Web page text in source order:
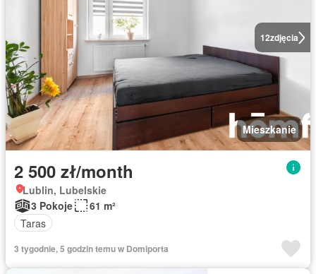
12zdjęcia
Mieszkanie
2 500 zł/month
Lublin, Lubelskie
3 Pokoje
61 m²
Taras
3 tygodnie, 5 godzin temu w Domiporta